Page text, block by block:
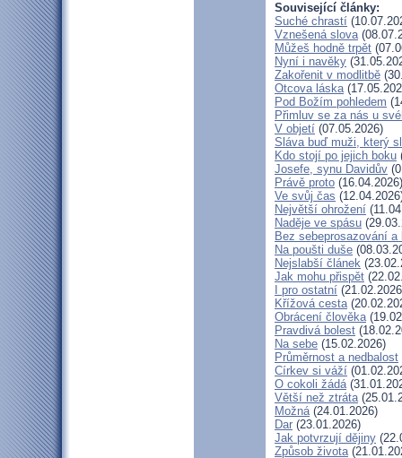
Související články:
Suché chrastí
Vznešená slova
Můžeš hodně trpět
Nyní i navěky
Zakořenit v modlitbě
Otcova láska
Pod Božím pohledem
Přimluv se za nás u
V objetí (07.05.2026)
Sláva buď muži, který
Kdo stojí po jejich boku
Josefe, synu Davidův
Právě proto (16.04.2026)
Ve svůj čas
Největší ohrožení
Naděje ve spásu
Bez sebeprosazování
Na poušti duše
Nejslabší článek
Jak mohu přispět
I pro ostatní
Křížová cesta
Obrácení člověka
Pravdivá bolest
Na sebe (15.02.2026)
Průměrnost a nedbalost
Církev si váží
O cokoli žádá
Větší než ztráta
Možná(24.01.2026)
Dar (23.01.2026)
Jak potvrzují dějiny
Způsob života